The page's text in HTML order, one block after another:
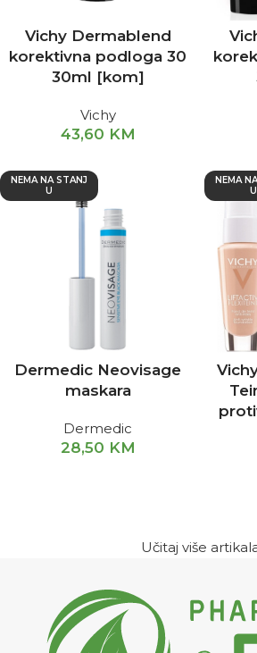
Vichy Dermablend
korektivna podloga 30
30ml [kom]
Vichy
43,60 KM
NEMA NA STANJ
U
Dermedic Neovisage
maskara
Dermedic
28,50 KM
NEMA
U
Učitaj više